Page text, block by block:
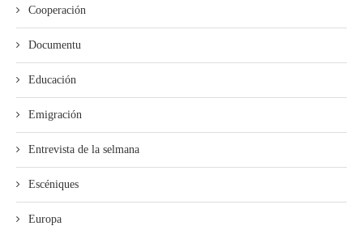
Cooperación
Documentu
Educación
Emigración
Entrevista de la selmana
Escéniques
Europa